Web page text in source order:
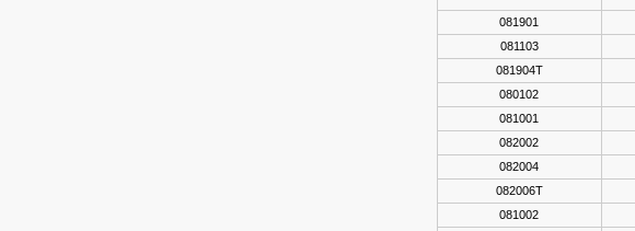
081901
081103
081904T
080102
081001
082002
082004
082006T
081002